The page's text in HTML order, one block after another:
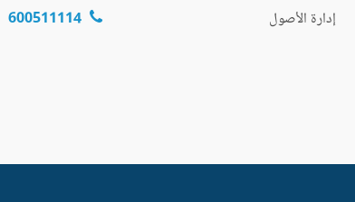
إدارة الأصول
600511114